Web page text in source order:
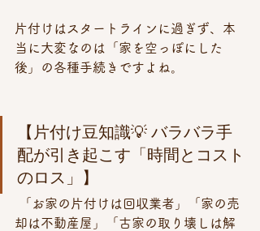
片付けはスタートラインに過ぎず、本
当に大変なのは「家を空っぽにした
後」の各種手続きですよね。
【片付け豆知識💡 バラバラ手
配が引き起こす「時間とコスト
のロス」】
却は不動産屋」「古家の取り壊しは解